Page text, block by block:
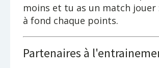
moins et tu as un match jouer
à fond chaque points.
Partenaires à